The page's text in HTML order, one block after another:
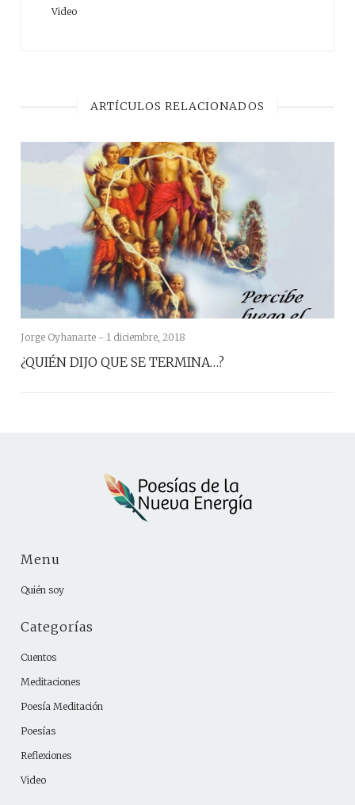
Video
ARTÍCULOS RELACIONADOS
Jorge Oyhanarte - 1 diciembre, 2018
¿QUIÉN DIJO QUE SE TERMINA…?
Menu
Quién soy
Categorías
Cuentos
Meditaciones
Poesía Meditación
Poesías
Reflexiones
Video